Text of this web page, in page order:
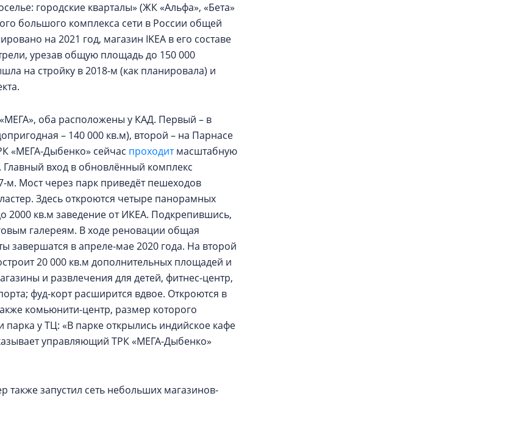
городские кварталы» (ЖК «Альфа», «Бета»
большого комплекса сети в России общей
на 2021 год, магазин IKEA в его составе
урезав общую площадь до 150 000
на стройку в 2018-м (как планировала) и
оба расположены у КАД. Первый – в
– 140 000 кв.м), второй – на Парнасе
«МЕГА-Дыбенко» сейчас проходитмасштабную
вход в обновлённый комплекс
м. Мост через парк приведёт пешеходов
Здесь откроются четыре панорамных
2000 кв.м заведение от ИКЕА. Подкрепившись,
галереям. В ходе реновации общая
завершатся в апреле-мае 2020 года. На второй
20 000 кв.м дополнительных площадей и
и развлечения для детей, фитнес-центр,
фуд-корт расширится вдвое. Откроются в
комьюнити-центр, размер которого
парка у ТЦ: «В парке открылись индийское кафе
управляющий ТРК «МЕГА-Дыбенко»
также запустил сеть небольших магазинов-